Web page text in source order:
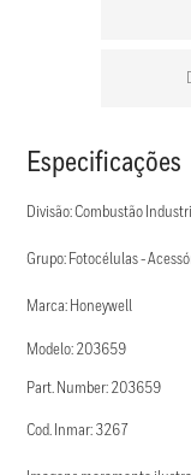
Especificações
Divisão: Combustão
Grupo: Fotocélulas -
Marca: Honeywell
Modelo: 203659
Part. Number: 203659
Cod. Inmar: 3267